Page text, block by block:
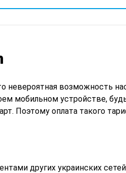
невероятная возможность
мобильном устройстве,
Поэтому оплата такого
других украинских сетей